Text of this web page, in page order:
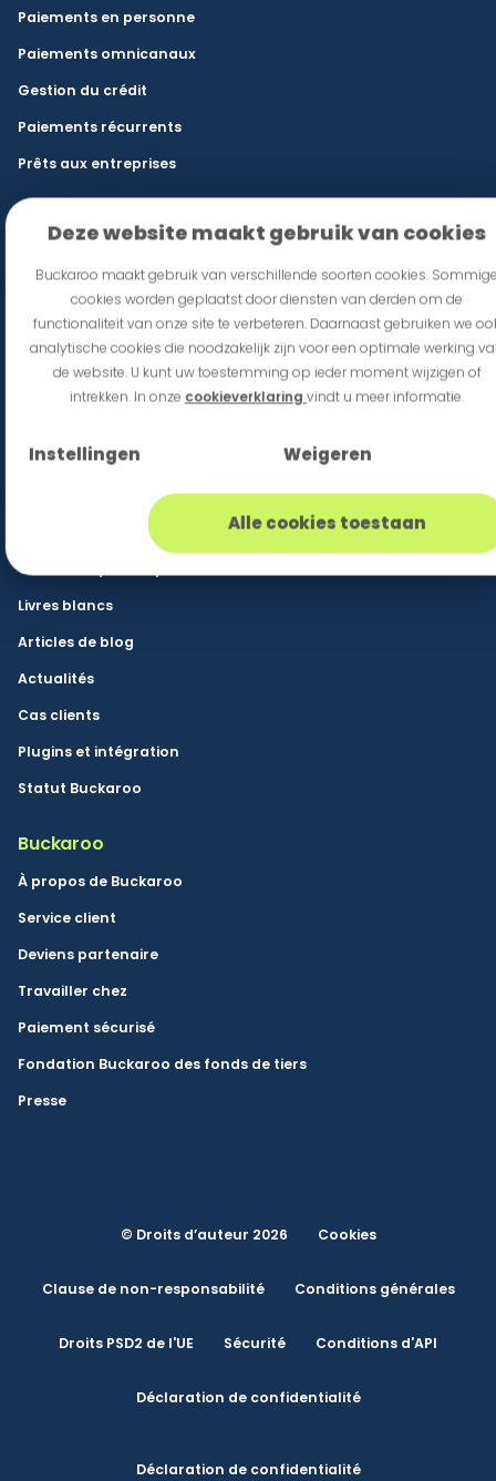
Deze website maakt gebruik van cookies
Buckaroo maakt gebruik van verschillende soorten cookies.
cookies worden geplaatst door diensten van derden om de
functionaliteit van onze site te verbeteren. Daarnaast gebruiken we
analytische cookies die noodzakelijk zijn voor een optimale werking
de website. U kunt uw toestemming op ieder moment wijzigen of
intrekken. In onze cookieverklaring vindt u meer informatie.
Instellingen Weigeren
Alle cookies toestaan
Paiements en personne
Paiements omnicanaux
Gestion du crédit
Paiements récurrents
Prêts aux entreprises
Restauration et lieux d’événements
franchise
Mobilité
Base de connaissances
Communiqués de presse
Livres blancs
Articles de blog
Actualités
Cas clients
Plugins et intégration
Statut Buckaroo
Buckaroo
À propos de Buckaroo
Service client
Deviens partenaire
Travailler chez
Paiement sécurisé
Fondation Buckaroo des fonds de tiers
Presse
© Droits d’auteur 2026 Cookies
Clause de non-responsabilité Conditions générales
Droits PSD2 de l'UE Sécurité Conditions d'API
Déclaration de confidentialité
Déclaration de confidentialité